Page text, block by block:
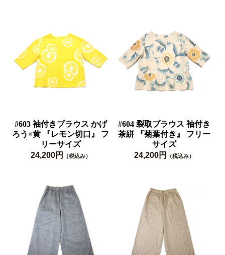
#603 袖付きブラウス かげ
ろう×黄 『レモン切口』 フ
リーサイズ
24,200円
（税込み）
#604 裂取ブラウス 袖付き
茶絣 『菊葉付き』 フリー
サイズ
24,200円
（税込み）